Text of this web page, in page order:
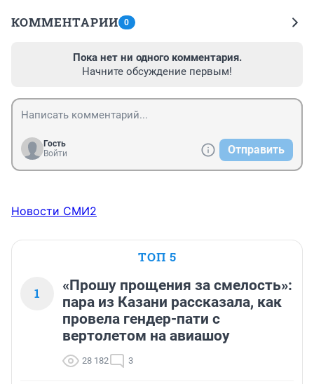
КОММЕНТАРИИ 0
Пока нет ни одного комментария.
Начните обсуждение первым!
Гость
Войти
Отправить
Новости СМИ2
ТОП 5
1
«Прошу прощения за смелость»:
пара из Казани рассказала, как
провела гендер-пати с
вертолетом на авиашоу
28 182 3